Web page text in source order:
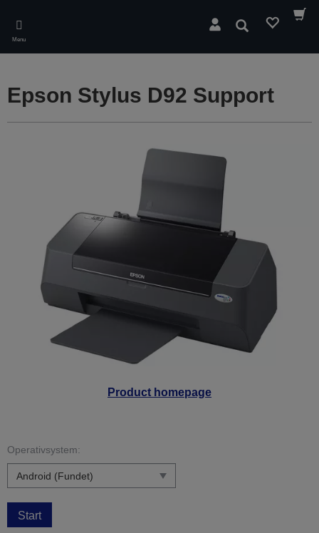
main
content
Menu
Søg
Product homepage
Epson Stylus D92 Support
Operativsystem:
Start